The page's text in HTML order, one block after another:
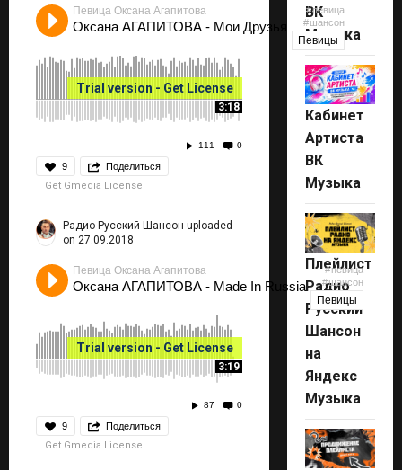
Певица Оксана Агапитова
Оксана АГАПИТОВА - Мои Друзья
певица
шансон
Певицы
Trial version - Get License
3:18
111 0
9 Поделиться
Get Gmedia License
Радио Русский Шансон uploaded
on 27.09.2018
Певица Оксана Агапитова
Оксана АГАПИТОВА - Made In Russia
певица
шансон
Певицы
Trial version - Get License
3:19
87 0
9 Поделиться
Get Gmedia License
ВК
Музыка
Кабинет
Артиста
ВК
Музыка
Плейлист
Радио
Русский
Шансон
на
Яндекс
Музыка